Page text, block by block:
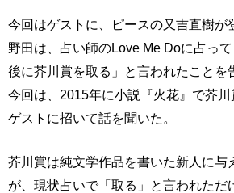
今回はゲストに、ピースの又吉直樹が
野田は、占い師のLove Me Doに占っ
後に芥川賞を取る」と言われたことを
今回は、2015年に小説『火花』で芥
ゲストに招いて話を聞いた。
芥川賞は純文学作品を書いた新人に与
が、現状占いで「取る」と言われただ